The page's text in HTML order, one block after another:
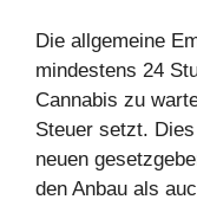
Die allgemeine
mindestens 24
Cannabis zu
Steuer setzt.
neuen
den Anbau als